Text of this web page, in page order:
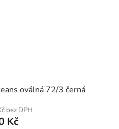
oválná 72/3 černá
bez DPH
Kč